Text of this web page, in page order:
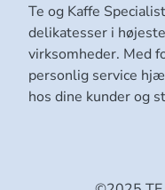
Te og Kaffe
delikatesser i
virksomheder. Med
personlig service
hos dine kunder og